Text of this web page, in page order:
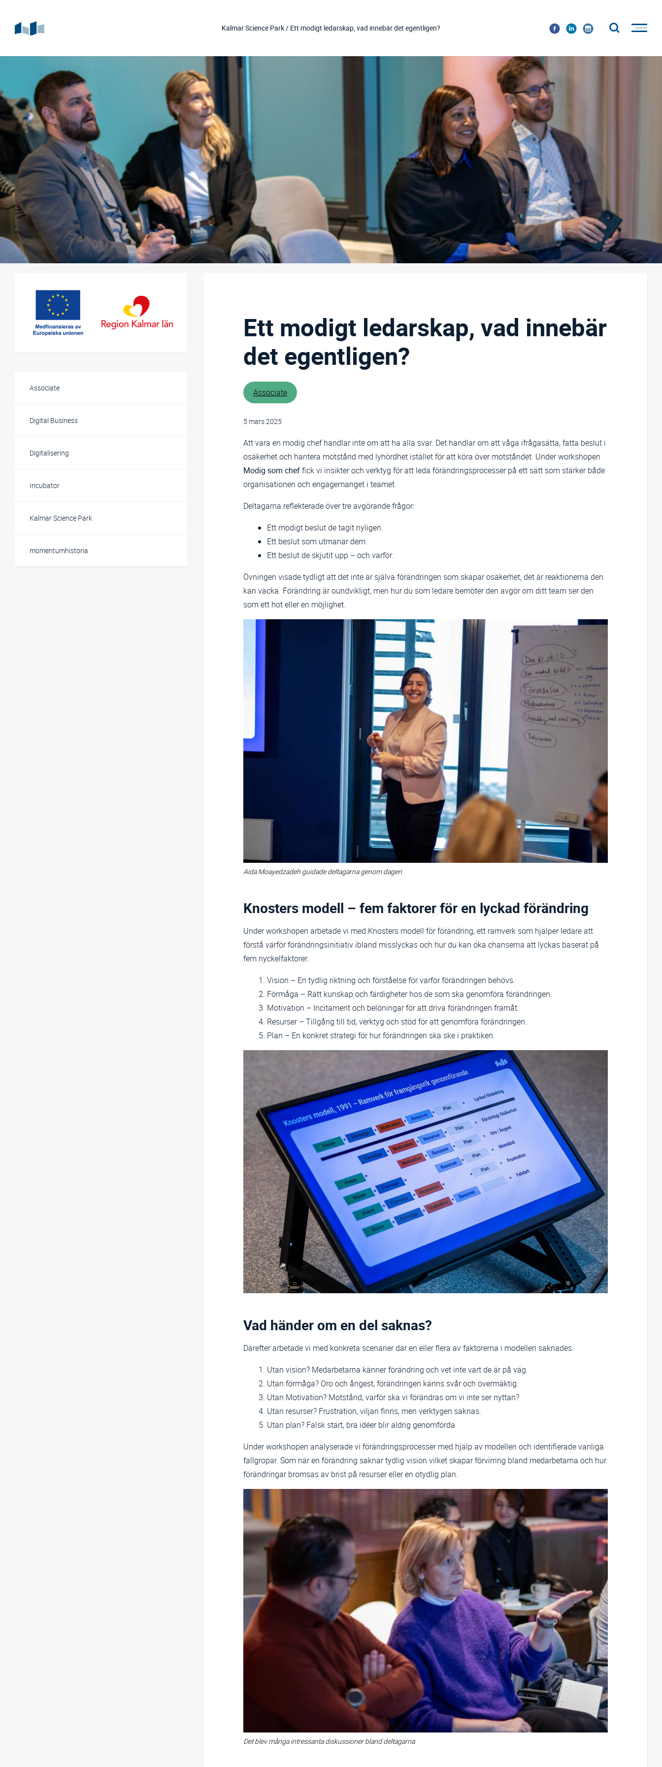
Kalmar Science Park / Ett modigt ledarskap, vad innebär det egentligen?
Associate
Digital Business
Digitalisering
Incubator
Kalmar Science Park
momentumhistoria
Ett modigt ledarskap, vad innebär
det egentligen?
Associate
5 mars 2025
Att vara en modig chef handlar inte om att ha alla svar. Det handlar om att våga ifrågasätta, fatta beslut i
osäkerhet och hantera motstånd med lyhördhet istället för att köra över motståndet. Under workshopen
Modig som cheffick vi insikter och verktyg för att leda förändringsprocesser på ett sätt som stärker både
organisationen och engagemanget i teamet.
Deltagarna reflekterade över tre avgörande frågor:
Ett modigt beslut de tagit nyligen.
Ett beslut som utmanar dem.
Ett beslut de skjutit upp – och varför.
Övningen visade tydligt att det inte är själva förändringen som skapar osäkerhet, det är reaktionerna den
kan väcka. Förändring är oundvikligt, men hur du som ledare bemöter den avgör om ditt team ser den
som ett hot eller en möjlighet.
Aida Moayedzadeh guidade deltagarna genom dagen
Knosters modell – fem faktorer för en lyckad förändring
Under workshopen arbetade vi med Knosters modell för förändring, ett ramverk som hjälper ledare att
förstå varför förändringsinitiativ ibland misslyckas och hur du kan öka chanserna att lyckas baserat på
fem nyckelfaktorer.
Vision – En tydlig riktning och förståelse för varför förändringen behövs.
Förmåga – Rätt kunskap och färdigheter hos de som ska genomföra förändringen.
Motivation – Incitament och belöningar för att driva förändringen framåt.
Resurser – Tillgång till tid, verktyg och stöd för att genomföra förändringen.
Plan – En konkret strategi för hur förändringen ska ske i praktiken.
Vad händer om en del saknas?
Därefter arbetade vi med konkreta scenarier där en eller flera av faktorerna i modellen saknades.
Utan vision? Medarbetarna känner förändring och vet inte vart de är på väg.
Utan förmåga? Oro och ångest, förändringen känns svår och övermäktig.
Utan Motivation? Motstånd, varför ska vi förändras om vi inte ser nyttan?
Utan resurser? Frustration, viljan finns, men verktygen saknas.
Utan plan? Falsk start, bra idéer blir aldrig genomförda.
Under workshopen analyserade vi förändringsprocesser med hjälp av modellen och identifierade vanliga
fallgropar. Som när en förändring saknar tydlig vision vilket skapar förvirring bland medarbetarna och hur
förändringar bromsas av brist på resurser eller en otydlig plan.
Det blev många intressanta diskussioner bland deltagarna